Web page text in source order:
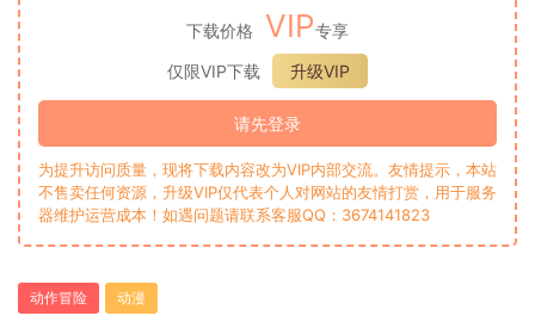
下载价格 VIP专享
仅限VIP下载
升级VIP
请先登录
为提升访问质量，现将下载内容改为VIP内部交流。友情提示，本站
不售卖任何资源，升级VIP仅代表个人对网站的友情打赏，用于服务
器维护运营成本！如遇问题请联系客服QQ：3674141823
动作冒险 动漫